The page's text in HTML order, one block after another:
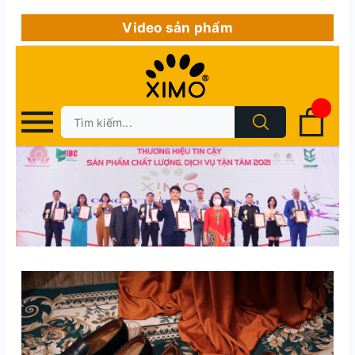
Video sản phẩm